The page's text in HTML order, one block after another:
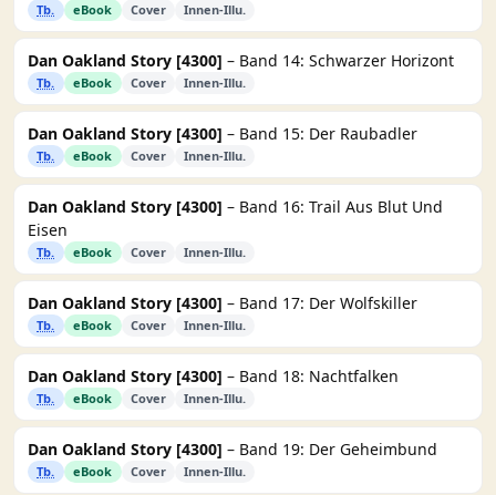
Tb. eBook Cover Innen-Illu.
Dan Oakland Story [4300] – Band 14: Schwarzer Horizont
Tb. eBook Cover Innen-Illu.
Dan Oakland Story [4300] – Band 15: Der Raubadler
Tb. eBook Cover Innen-Illu.
Dan Oakland Story [4300] – Band 16: Trail Aus Blut Und
Eisen
Tb. eBook Cover Innen-Illu.
Dan Oakland Story [4300] – Band 17: Der Wolfskiller
Tb. eBook Cover Innen-Illu.
Dan Oakland Story [4300] – Band 18: Nachtfalken
Tb. eBook Cover Innen-Illu.
Dan Oakland Story [4300] – Band 19: Der Geheimbund
Tb. eBook Cover Innen-Illu.